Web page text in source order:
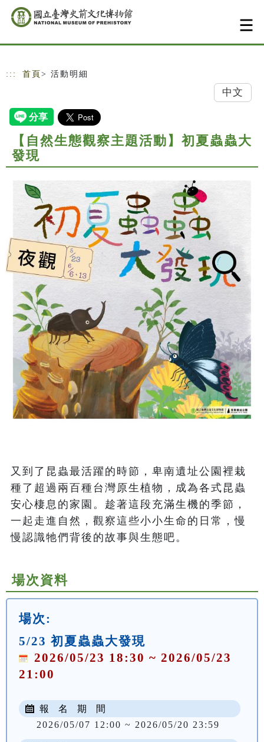
跳到主要內容
網站導覽
::: 首頁 > 活動明細
中文
【自然生態觀察主題活動】初夏蟲蟲大
發現
又到了昆蟲最活躍的時節，卑南遺址公園裡栽
種了超過兩百種台灣原生植物，成為各式昆蟲
安心棲息的家園。趁著這段充滿生機的季節，
一起走進自然，觀察這些小小生命的日常，慢
慢認識牠們背後的故事與生態吧。
場次資料
場次:
5/23 初夏蟲蟲大發現
2026/05/23 18:30 ~ 2026/05/23
21:00
報 名 期 間
2026/05/07 12:00 ~ 2026/05/20 23:59